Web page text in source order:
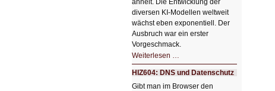
ähnelt. Die Entwicklung der
diversen KI-Modellen weltweit
wächst eben exponentiell. Der
Ausbruch war ein erster
Vorgeschmack.
Weiterlesen …
Der
Ausbruch
der
KI
HIZ604: DNS und Datenschutz
Gibt man im Browser den